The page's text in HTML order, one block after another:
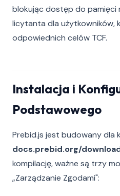
blokując dostęp do pamięci
licytanta dla użytkowników,
odpowiednich celów TCF.
Instalacja i
Podstawowego
Prebid.js jest budowany dla
docs.prebid.org/
kompilację, ważne są trzy
„Zarządzanie Zgodami":